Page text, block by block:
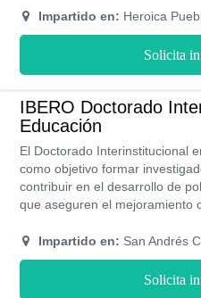
nuevos métodos de
programas educativos que se
centros escolares. Este
presencial y tiene una duración
Impartido en: Heroica
Solicita
IBERO Doctorado
Educación
El Doctorado Interinstitucional
como objetivo formar
contribuir en el desarrollo de
que aseguren el mejoramiento
medio en su modalidad
becas y ayudas financieras
Impartido en: San Andrés
Solicita